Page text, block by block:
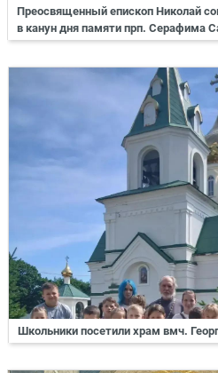
Преосвященный епископ Николай
в канун дня памяти прп. Серафима
Школьники посетили храм вмч.